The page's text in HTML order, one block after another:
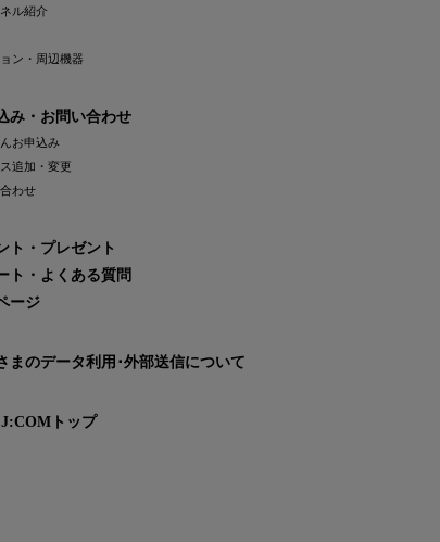
ル紹介
ン・周辺機器
み・お問い合わせ
お申込み
追加・変更
わせ
ト・プレゼント
ト・よくある質問
ージ
まのデータ利用･外部送信について
トップ